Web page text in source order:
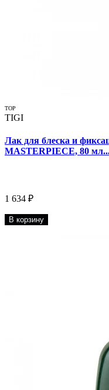
TOP
TIGI
Лак для блеска и
MASTERPIECE, 80
1 634 ₽
В корзину